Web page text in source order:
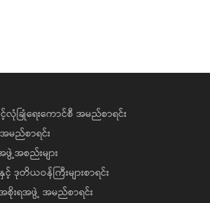
ခြုံရေးကောင်စီ အမည်စာရင်း
မည်စာရင်း
အစည်းများ
င့် ဒုတိယဝန်ကြီးများစာရင်း
စိုးရအဖွဲ့ အမည်စာရင်း